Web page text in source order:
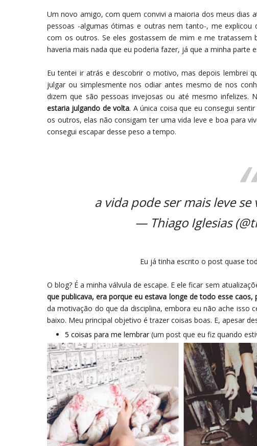
Um novo amigo, com quem convivi a maioria dos meus dias
pessoas -algumas ótimas e outras nem tanto-, me
com os outros. Se eles gostassem de mim e me
haveria mais nada que eu poderia fazer, já que a minha parte
Eu tentei ir atrás e descobrir o motivo, mas depois lembrei
julgar ou simplesmente nos odiar antes mesmo de nos
dizem que são pessoas invejosas ou até mesmo infelizes.
estaria julgando de volta. A única coisa que eu consegui
os outros, elas não consigam ter uma vida leve e boa para
consegui escapar desse peso a tempo.
a vida pode ser mais leve
— Thiago Iglesias
Eu já tinha escrito o post quase
O blog? É a minha válvula de escape. E ele ficar sem
que publicava, era porque eu estava longe de todo esse
da motivação do que da disciplina, embora eu não ache isso
baixo. Meu principal objetivo é trazer coisas boas. E, apesar
5 coisas para me lembrar(um post que eu fiz quando